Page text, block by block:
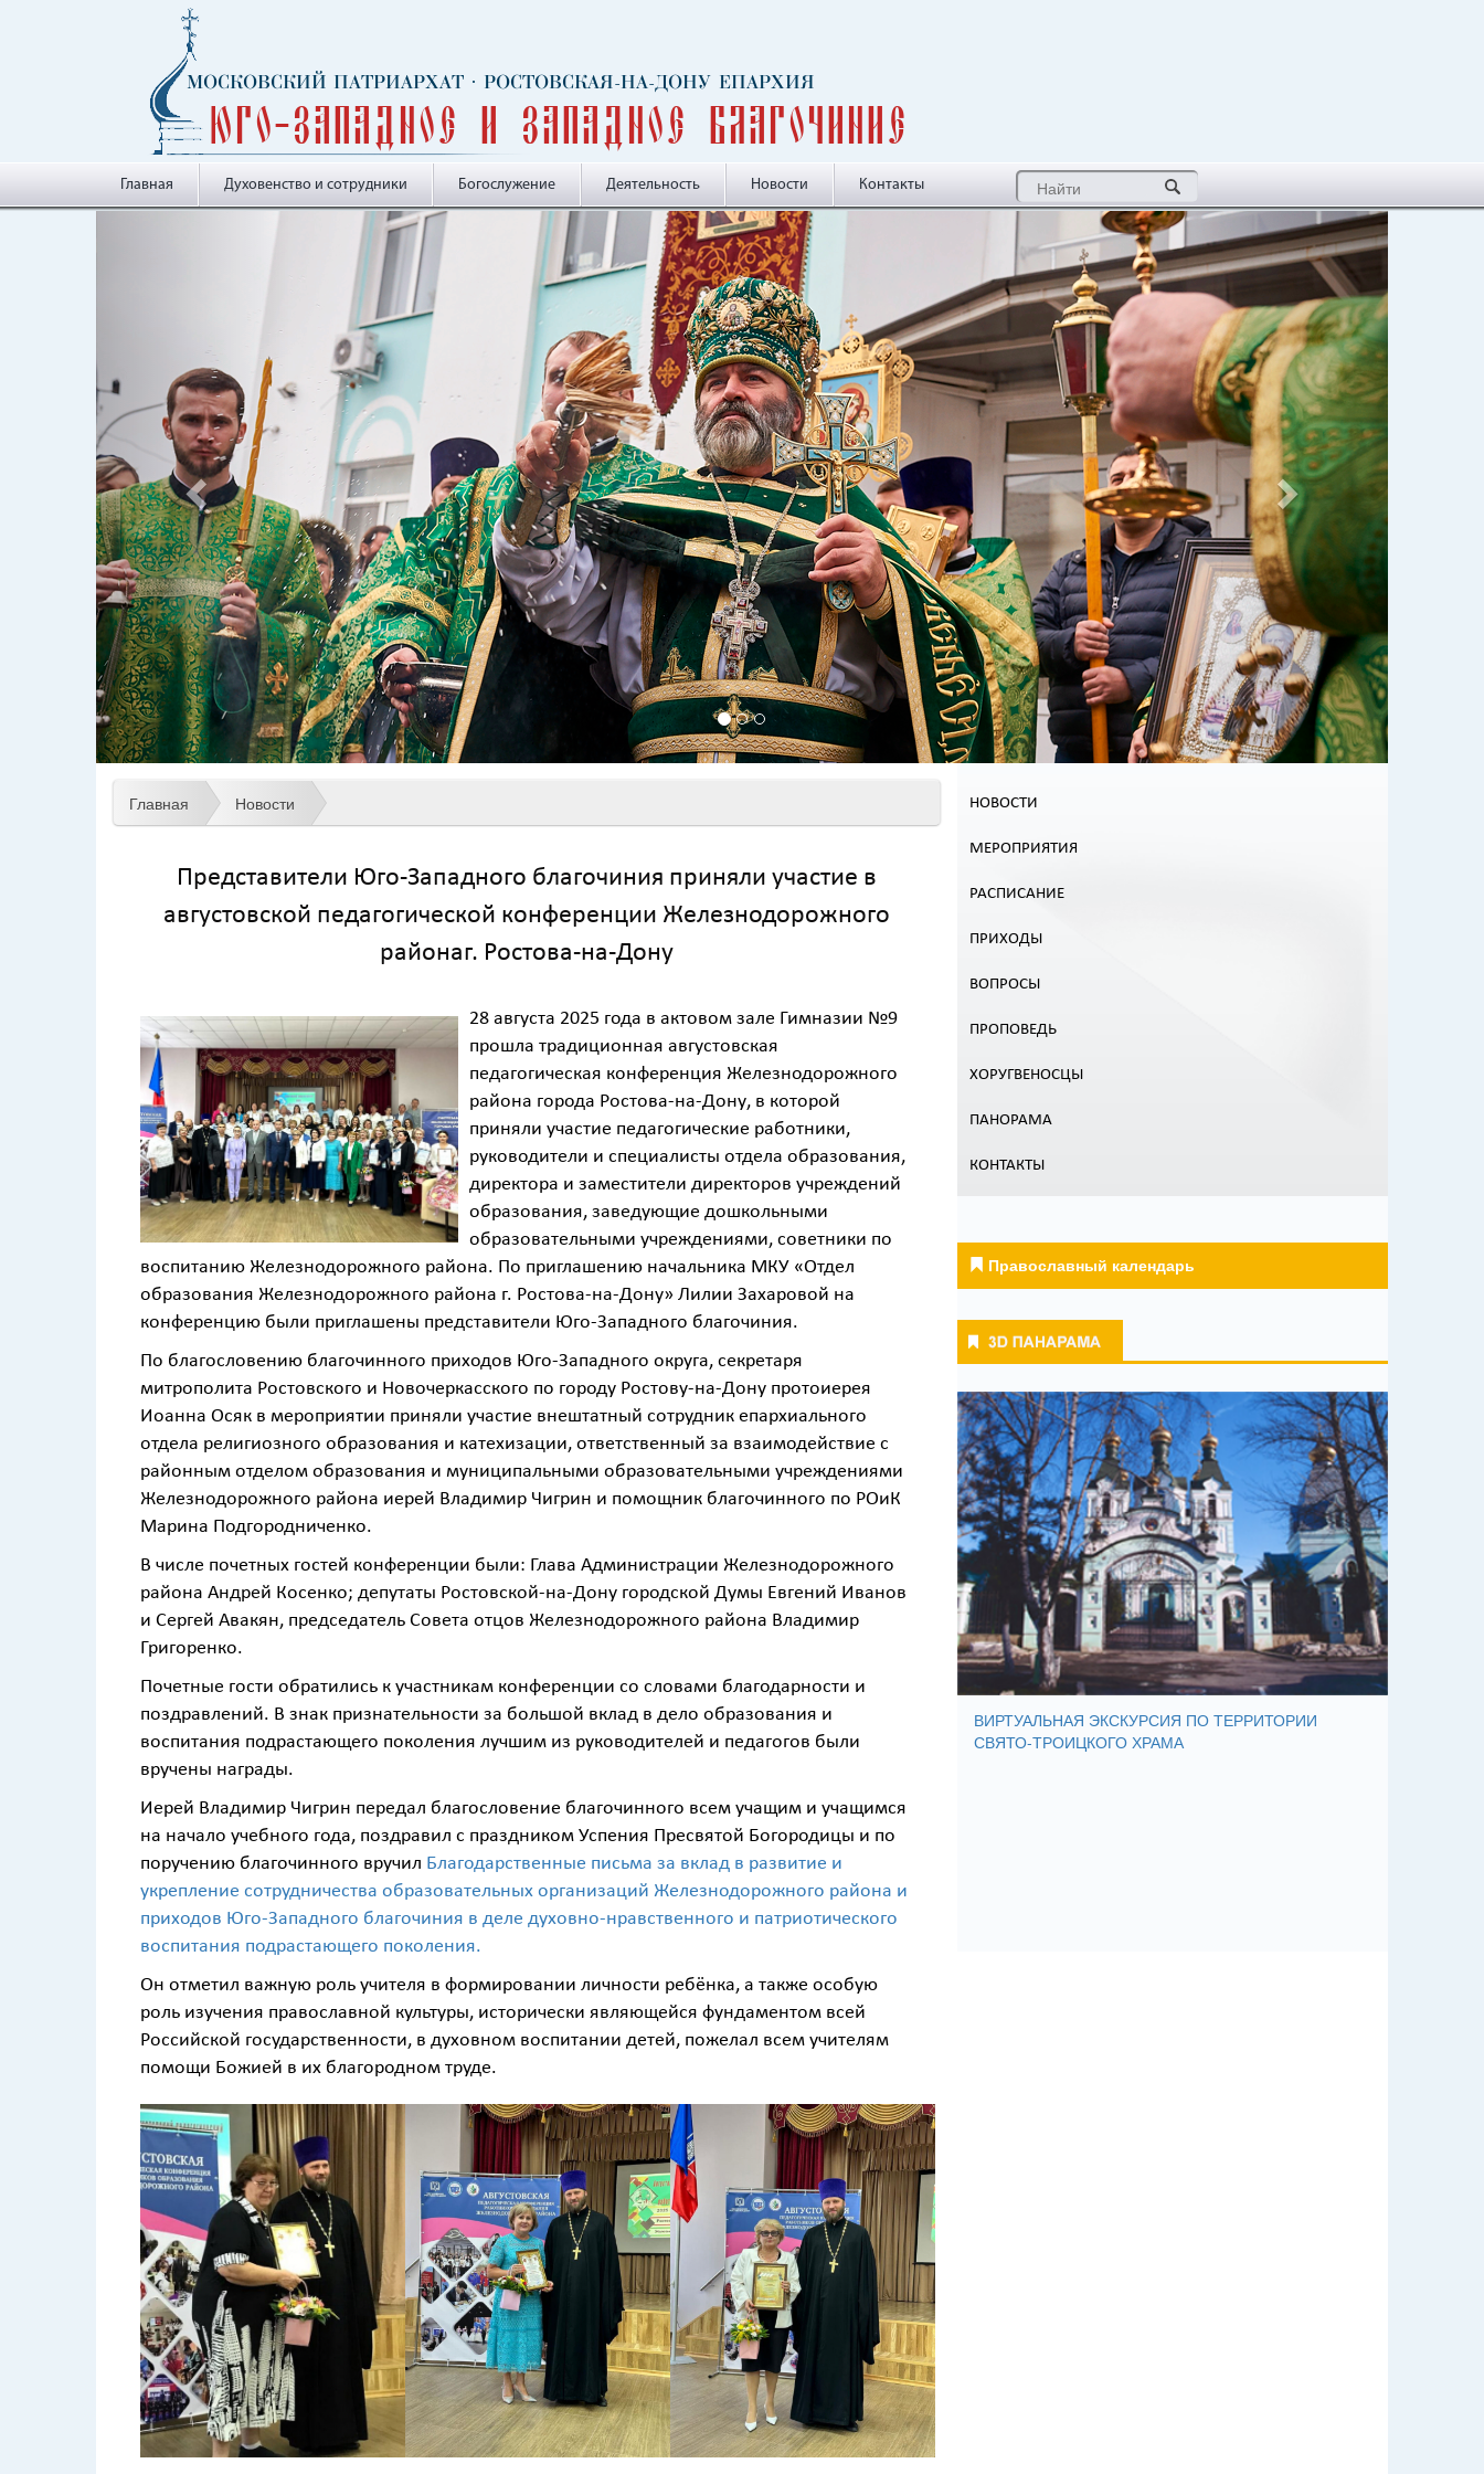
МОСКОВСКИЙ ПАТРИАРХАТ · РОСТОВСКАЯ-НА-ДОНУ ЕПАРХИЯ
Юго-Западное и Западное благочиние
Главная Духовенство и сотрудники Богослужение Деятельность Новости
-->
Контакты
Главная Новости
Представители Юго-Западного благочиния приняли участие в
августовской педагогической конференции Железнодорожного
районаг. Ростова-на-Дону
28 августа 2025 года в актовом зале Гимназии №9
прошла традиционная августовская
педагогическая конференция Железнодорожного
района города Ростова-на-Дону, в которой
приняли участие педагогические работники,
руководители и специалисты отдела образования,
директора и заместители директоров учреждений
образования, заведующие дошкольными
образовательными учреждениями, советники по
воспитанию Железнодорожного района. По приглашению начальника МКУ «Отдел
образования Железнодорожного района г. Ростова-на-Дону» Лилии Захаровой на
конференцию были приглашены представители Юго-Западного благочиния.
По благословению благочинного приходов Юго-Западного округа, секретаря
митрополита Ростовского и Новочеркасского по городу Ростову-на-Дону протоиерея
Иоанна Осяк в мероприятии приняли участие внештатный сотрудник епархиального
отдела религиозного образования и катехизации, ответственный за взаимодействие с
районным отделом образования и муниципальными образовательными учреждениями
Железнодорожного района иерей Владимир Чигрин и помощник благочинного по РОиК
Марина Подгородниченко.
В числе почетных гостей конференции были: Глава Администрации Железнодорожного
района Андрей Косенко; депутаты Ростовской-на-Дону городской Думы Евгений Иванов
и Сергей Авакян, председатель Совета отцов Железнодорожного района Владимир
Григоренко.
Почетные гости обратились к участникам конференции со словами благодарности и
поздравлений. В знак признательности за большой вклад в дело образования и
воспитания подрастающего поколения лучшим из руководителей и педагогов были
вручены награды.
Иерей Владимир Чигрин передал благословение благочинного всем учащим и учащимся
на начало учебного года, поздравил с праздником Успения Пресвятой Богородицы и по
поручению благочинного вручил Благодарственные письма за вклад в развитие и
укрепление сотрудничества образовательных организаций Железнодорожного района и
приходов Юго-Западного благочиния в деле духовно-нравственного и патриотического
воспитания подрастающего поколения.
Он отметил важную роль учителя в формировании личности ребёнка, а также особую
роль изучения православной культуры, исторически являющейся фундаментом всей
Российской государственности, в духовном воспитании детей, пожелал всем учителям
помощи Божией в их благородном труде.
НОВОСТИ
МЕРОПРИЯТИЯ
РАСПИСАНИЕ
ПРИХОДЫ
ВОПРОСЫ
ПРОПОВЕДЬ
ХОРУГВЕНОСЦЫ
ПАНОРАМА
КОНТАКТЫ
Православный календарь
ВИРТУАЛЬНАЯ ЭКСКУРСИЯ ПО ТЕРРИТОРИИ
СВЯТО-ТРОИЦКОГО ХРАМА